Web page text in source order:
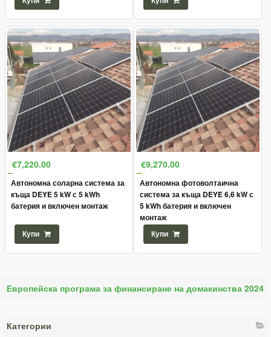
€7,220.00
Автономна соларна система за
къща DEYE 5 kW с 5 kWh
батерия и включен монтаж
Купи
€9,270.00
Автономна фотоволтаична
система за къща DEYE 6,6 kW с
5 kWh батерия и включен
монтаж
Купи
Европейска програма за финансиране на домакинства 2024
Категории